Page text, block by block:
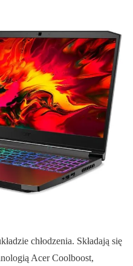
chłodzenia. Składają się
Acer Coolboost,